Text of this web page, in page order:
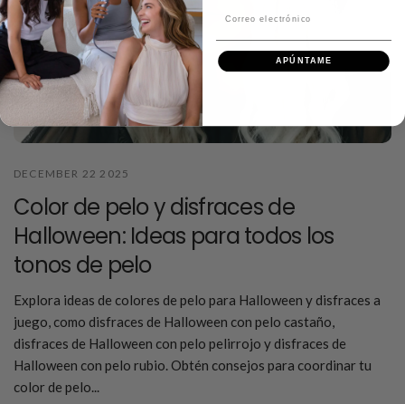
DECEMBER 22 2025
Color de pelo y disfraces de
Halloween: Ideas para todos los
tonos de pelo
Explora ideas de colores de pelo para Halloween y disfraces a
juego, como disfraces de Halloween con pelo castaño,
disfraces de Halloween con pelo pelirrojo y disfraces de
Halloween con pelo rubio. Obtén consejos para coordinar tu
color de pelo...
APÚNTAME